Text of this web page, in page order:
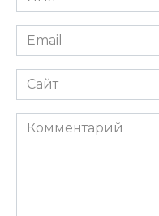
*
Email
*
Сайт
Комментарий